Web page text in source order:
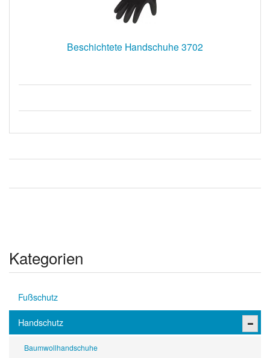
Beschichtete Handschuhe 3702
Kategorien
Fußschutz
Handschutz
Baumwollhandschuhe